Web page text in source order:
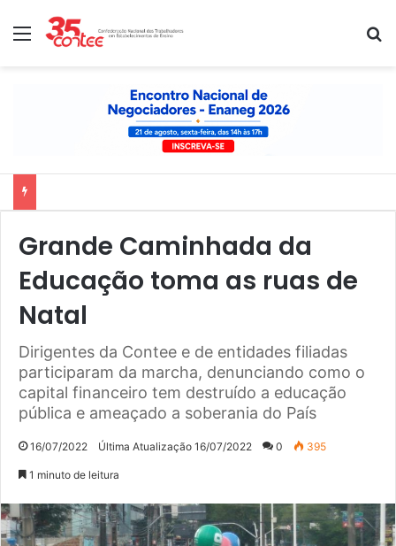
Menu
Grande Caminhada da
Educação toma as ruas de
Natal
Dirigentes da Contee e de entidades filiadas
participaram da marcha, denunciando como o
capital financeiro tem destruído a educação
pública e ameaçado a soberania do País
16/07/2022 Última Atualização 16/07/2022 0 395
1 minuto de leitura